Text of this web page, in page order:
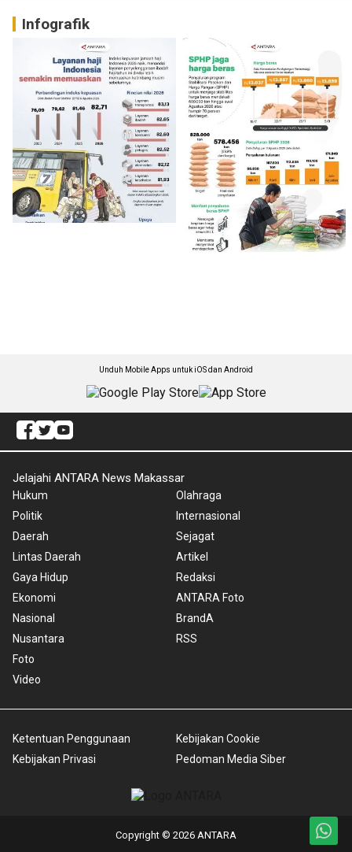
Infografik
Unduh Mobile Apps untuk iOS dan Android
Jelajahi ANTARA News Makassar
Hukum
Politik
Daerah
Lintas Daerah
Gaya Hidup
Ekonomi
Nasional
Nusantara
Foto
Video
Olahraga
Internasional
Sejagat
Artikel
Redaksi
ANTARA Foto
BrandA
RSS
Ketentuan Penggunaan
Kebijakan Privasi
Kebijakan Cookie
Pedoman Media Siber
Copyright © 2026 ANTARA